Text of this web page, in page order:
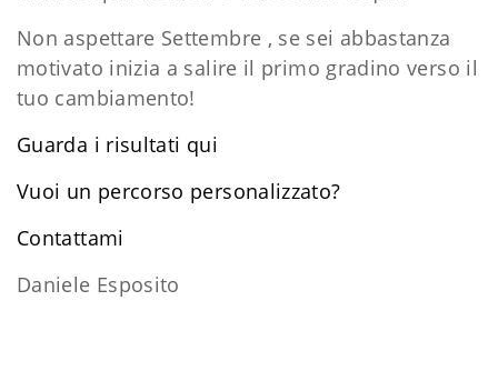
Non aspettare Settembre , se sei abbastanza
motivato inizia a salire il primo gradino verso il
tuo cambiamento!
Guarda i risultati qui
Vuoi un percorso personalizzato?
​Contattami
Daniele Esposito